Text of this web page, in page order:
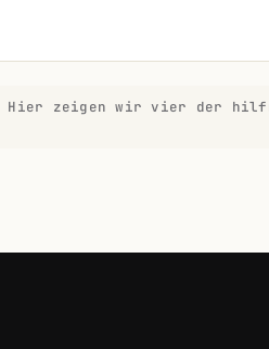
Hier zeigen wir vier der